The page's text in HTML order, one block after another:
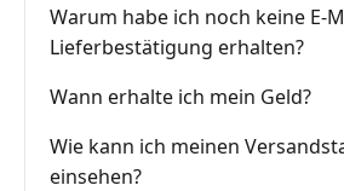
Warum habe ich noch keine E-
Lieferbestätigung erhalten?
Wann erhalte ich mein Geld?
Wie kann ich meinen
einsehen?